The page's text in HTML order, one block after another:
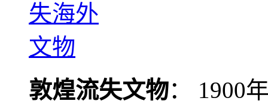
敦煌流失文物： 1900